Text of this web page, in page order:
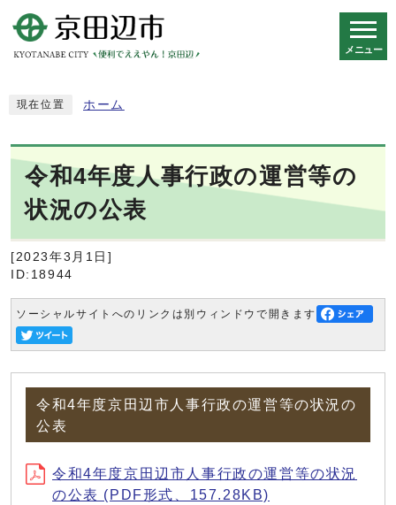
メニュー
現在位置 ホーム
令和4年度人事行政の運営等の
状況の公表
[2023年3月1日]
ID:18944
ソーシャルサイトへのリンクは別ウィンドウで開きます
令和4年度京田辺市人事行政の運営等の状況の
公表
令和4年度京田辺市人事行政の運営等の状況
の公表 (PDF形式、157.28KB)